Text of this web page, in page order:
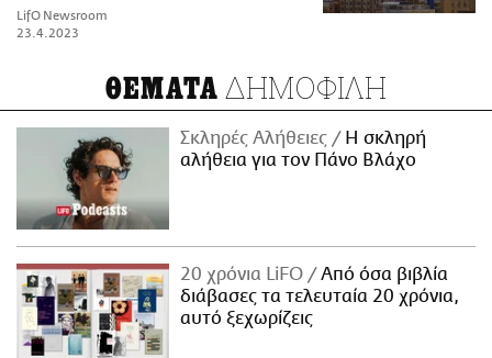
LifO Newsroom
23.4.2023
ΘΕΜΑΤΑ ΔΗΜΟΦΙΛΗ
Σκληρές Αλήθειες
H σκληρή
αλήθεια για τον Πάνο Βλάχο
20 χρόνια LiFO
Από όσα βιβλία
διάβασες τα τελευταία 20 χρόνια,
αυτό ξεχωρίζεις